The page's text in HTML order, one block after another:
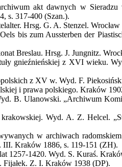
akt dawnych w
s. 317-400 (Szan.).
Hrsg. G. A. Stenzel.
bis zum Aussterben der
Breslau. Hrsg. J. Jungnitz.
gnieźnieńskiej z XVI wieku.
z XV w. Wyd. F.
i prawa polskiego. Kraków
B. Ulanowski. „Archiwum
Wyd. A. Z. Helcel.
w archiwach
III. Kraków 1886, s. 119-151 (ZH).
1257-1420. Wyd. S. Kuraś.
Z. I. Kraków 1938 (DP).